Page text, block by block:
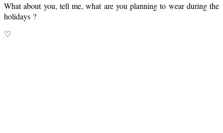
What about you, tell me, what are you planning to wear during the
holidays ?
♡